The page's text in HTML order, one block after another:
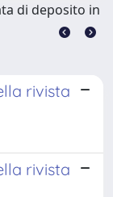
di deposito in
rivista
rivista